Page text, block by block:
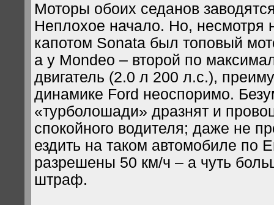
Моторы обоих седанов
Неплохое начало. Но, несмотря
капотом Sonata был топовый
а у Mondeo – второй по
двигатель (2.0 л 200 л.с.),
динамике Ford неоспоримо.
«турболошади» дразнят и
спокойного водителя; даже не
ездить на таком автомобиле по
разрешены 50 км/ч – а чуть
штраф.